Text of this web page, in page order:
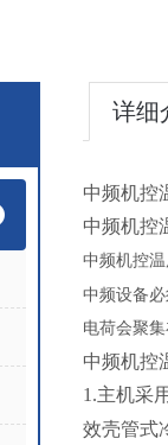
详细
中频机控
中频机控
中频机控
中频设备
电荷会聚
中频机控
1.主机采
效壳管式